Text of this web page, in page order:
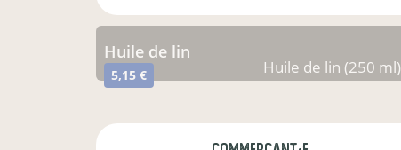
huile de lin
5,15 € Huile de lin (250 ml)